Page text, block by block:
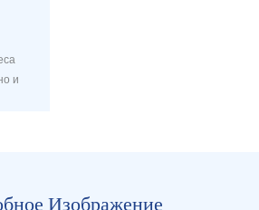
и
Изображение